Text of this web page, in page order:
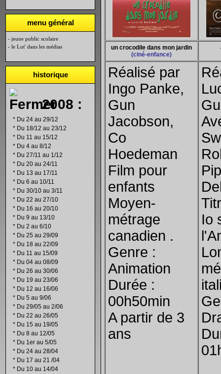
menu général
- jeune public scolaire
- le Lut' dans les médias
historique
2008 :
* Du 24 au 29/12
* Du 18/12 au 23/12
* Du 11 au 15/12
* Du 4 au 8/12
* Du 27/11 au 1/12
* Du 20 au 24/11
* Du 13 au 17/11
* Du 6 au 10/11
* Du 30/10 au 3/11
* Du 22 au 27/10
* Du 16 au 20/10
* Du 9 au 13/10
* Du 2 au 6/10
* Du 25 au 29/09
* Du 18 au 22/09
* Du 11 au 15/09
* Du 04 au 08/09
* Du 26 au 30/06
* Du 19 au 23/06
* Du 12 au 16/06
* Du 5 au 9/06
* Du 29/05 au 2/06
* Du 22 au 26/05
* Du 15 au 19/05
* Du 8 au 12/05
* Du 1er au 5/05
* Du 24 au 28/04
* Du 17 au 21 /04
* Du 10 au 14/04
un crocodile dans mon jardin
(ciné-enfance)
Réalisé par
Ingo Panke,
Gun
Jacobson,
Co
Hoedeman
Film pour
enfants
Moyen-
métrage
canadien .
Genre :
Animation
Durée :
00h50min
A partir de 3
ans
Io